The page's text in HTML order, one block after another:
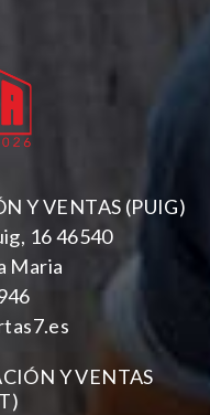
Y VENTAS (PUIG)
16 46540
Maria
Y VENTAS